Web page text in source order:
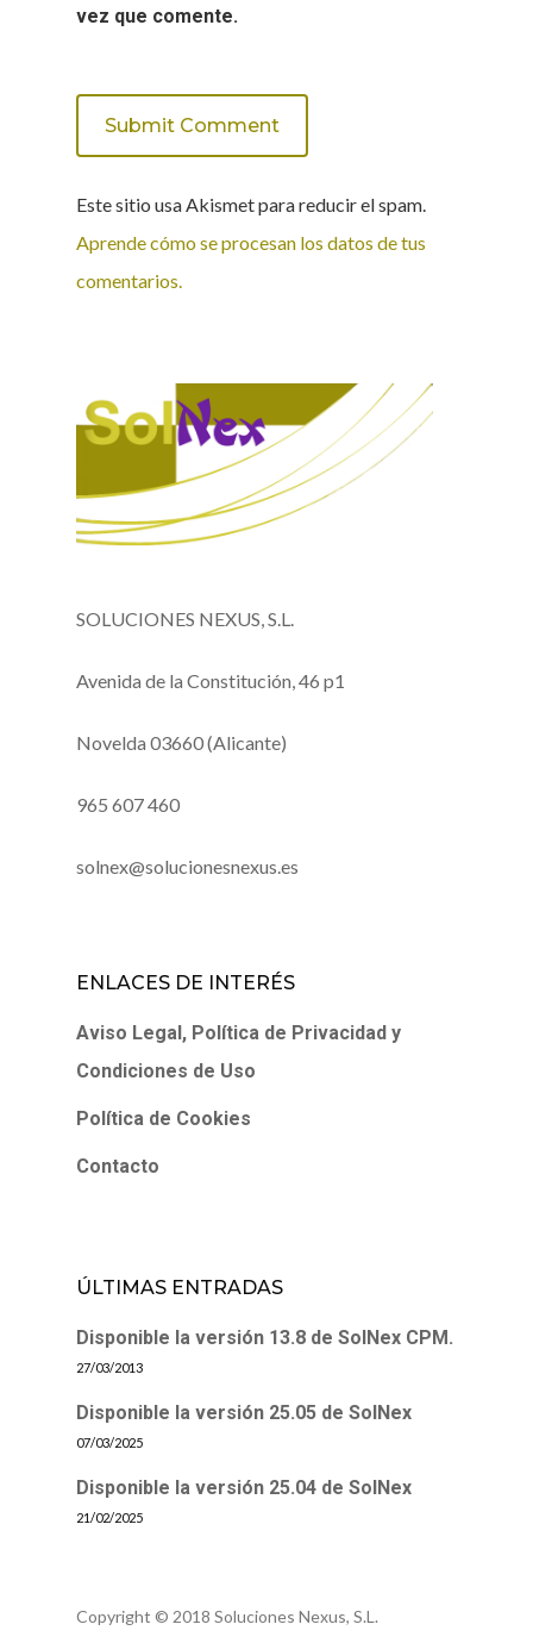
vez que comente.
Este sitio usa Akismet para reducir el spam.
Aprende cómo se procesan los datos de tus
comentarios.
SOLUCIONES NEXUS, S.L.
Avenida de la Constitución, 46 p1
Novelda 03660 (Alicante)
965 607 460
solnex@solucionesnexus.es
ENLACES DE INTERÉS
Aviso Legal, Política de Privacidad y
Condiciones de Uso
Política de Cookies
Contacto
ÚLTIMAS ENTRADAS
Disponible la versión 13.8 de SolNex CPM.
27/03/2013
Disponible la versión 25.05 de SolNex
07/03/2025
Disponible la versión 25.04 de SolNex
21/02/2025
Copyright © 2018 Soluciones Nexus, S.L.